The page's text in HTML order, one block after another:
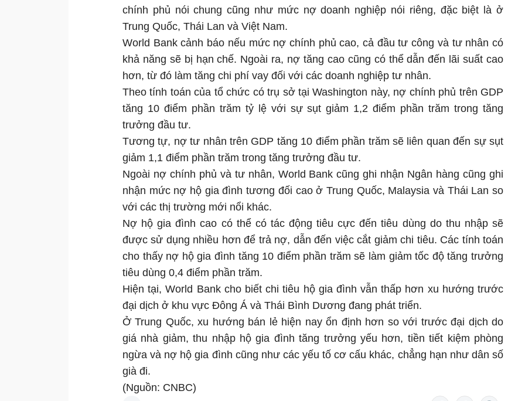
chính phủ nói chung cũng như mức nợ doanh nghiệp nói riêng, đặc biệt là ở
Trung Quốc, Thái Lan và Việt Nam.
World Bank cảnh báo nếu mức nợ chính phủ cao, cả đầu tư công và tư nhân có
khả năng sẽ bị hạn chế. Ngoài ra, nợ tăng cao cũng có thể dẫn đến lãi suất cao
hơn, từ đó làm tăng chi phí vay đối với các doanh nghiệp tư nhân.
Theo tính toán của tổ chức có trụ sở tại Washington này, nợ chính phủ trên GDP
tăng 10 điểm phần trăm tỷ lệ với sự sụt giảm 1,2 điểm phần trăm trong tăng
trưởng đầu tư.
Tương tự, nợ tư nhân trên GDP tăng 10 điểm phần trăm sẽ liên quan đến sự sụt
giảm 1,1 điểm phần trăm trong tăng trưởng đầu tư.
Ngoài nợ chính phủ và tư nhân, World Bank cũng ghi nhận Ngân hàng cũng ghi
nhận mức nợ hộ gia đình tương đối cao ở Trung Quốc, Malaysia và Thái Lan so
với các thị trường mới nổi khác.
Nợ hộ gia đình cao có thể có tác động tiêu cực đến tiêu dùng do thu nhập sẽ
được sử dụng nhiều hơn để trả nợ, dẫn đến việc cắt giảm chi tiêu. Các tính toán
cho thấy nợ hộ gia đình tăng 10 điểm phần trăm sẽ làm giảm tốc độ tăng trưởng
tiêu dùng 0,4 điểm phần trăm.
Hiện tại, World Bank cho biết chi tiêu hộ gia đình vẫn thấp hơn xu hướng trước
đại dịch ở khu vực Đông Á và Thái Bình Dương đang phát triển.
Ở Trung Quốc, xu hướng bán lẻ hiện nay ổn định hơn so với trước đại dịch do
giá nhà giảm, thu nhập hộ gia đình tăng trưởng yếu hơn, tiền tiết kiệm phòng
ngừa và nợ hộ gia đình cũng như các yếu tố cơ cấu khác, chẳng hạn như dân số
già đi.
(Nguồn: CNBC)